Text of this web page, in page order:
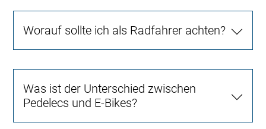
Worauf sollte ich als Radfahrer achten?
Was ist der Unterschied zwischen
Pedelecs und E-Bikes?